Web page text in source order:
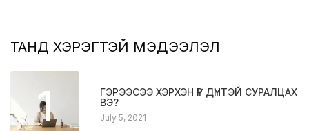
ТАНД ХЭРЭГТЭЙ МЭДЭЭЛЭЛ
1
ГЭРЭЭСЭЭ ХЭРХЭН ҮР ДҮНТЭЙ СУРАЛЦАХ
ВЭ?
July 5, 2021